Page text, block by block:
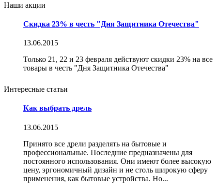
Наши акции
Скидка 23% в честь "Дня Защитника Отечества"
13.06.2015
Только 21, 22 и 23 февраля действуют скидки 23% на все
товары в честь "Дня Защитника Отечества"
Интересные статьи
Как выбрать дрель
13.06.2015
Принято все дрели разделять на бытовые и
профессиональные. Последние предназначены для
постоянного использования. Они имеют более высокую
цену, эргономичный дизайн и не столь широкую сферу
применения, как бытовые устройства. Но...